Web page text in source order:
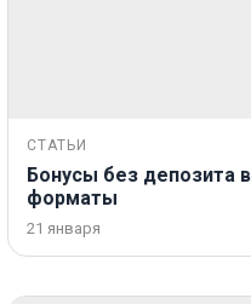
СТАТЬИ
Бонусы без депозита
форматы
21 января